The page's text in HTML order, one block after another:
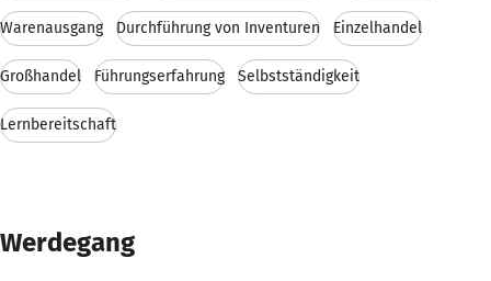
Warenausgang Durchführung von Inventuren Einzelhandel
Großhandel Führungserfahrung Selbstständigkeit
Lernbereitschaft
Werdegang